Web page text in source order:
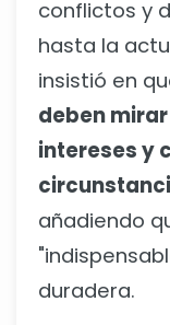
conflictos y
hasta la
insistió en
deben
intereses y
añadiendo
duradera.